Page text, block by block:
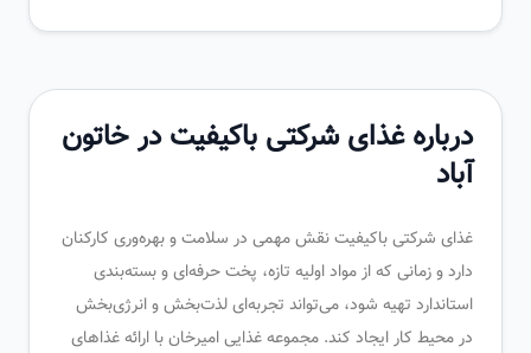
درباره غذای شرکتی باکیفیت در خاتون
غذای شرکتی باکیفیت نقش مهمی در سلامت و بهره‌وری کارکنان
دارد و زمانی که از مواد اولیه تازه، پخت حرفه‌ای و بسته‌بندی
استاندارد تهیه شود، می‌تواند تجربه‌ای لذت‌بخش و انرژی‌بخش
در محیط کار ایجاد کند. مجموعه غذایی امیرخان با ارائه غذاهای